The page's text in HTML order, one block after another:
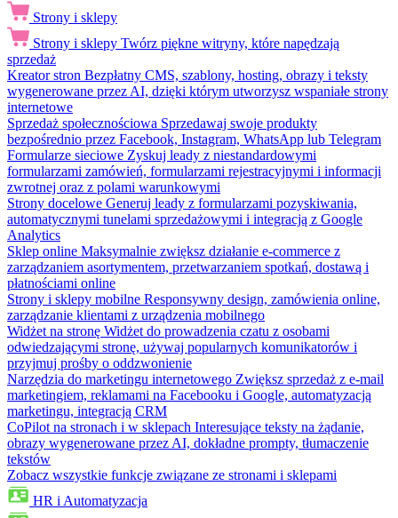
Strony i sklepy
Strony i sklepy Twórz piękne witryny, które napędzają
sprzedaż
Kreator stron Bezpłatny CMS, szablony, hosting, obrazy i teksty
wygenerowane przez AI, dzięki którym utworzysz wspaniałe strony
internetowe
Sprzedaż społecznościowa Sprzedawaj swoje produkty
bezpośrednio przez Facebook, Instagram, WhatsApp lub Telegram
Formularze sieciowe Zyskuj leady z niestandardowymi
formularzami zamówień, formularzami rejestracyjnymi i informacji
zwrotnej oraz z polami warunkowymi
Strony docelowe Generuj leady z formularzami pozyskiwania,
automatycznymi tunelami sprzedażowymi i integracją z Google
Analytics
Sklep online Maksymalnie zwiększ działanie e-commerce z
zarządzaniem asortymentem, przetwarzaniem spotkań, dostawą i
płatnościami online
Strony i sklepy mobilne Responsywny design, zamówienia online,
zarządzanie klientami z urządzenia mobilnego
Widżet na stronę Widżet do prowadzenia czatu z osobami
odwiedzającymi stronę, używaj popularnych komunikatorów i
przyjmuj prośby o oddzwonienie
Narzędzia do marketingu internetowego Zwiększ sprzedaż z e-mail
marketingiem, reklamami na Facebooku i Google, automatyzacją
marketingu, integracją CRM
CoPilot na stronach i w sklepach Interesujące teksty na żądanie,
obrazy wygenerowane przez AI, dokładne prompty, tłumaczenie
tekstów
Zobacz wszystkie funkcje związane ze stronami i sklepami
HR i Automatyzacja